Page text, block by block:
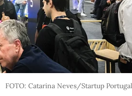
FOTO: Catarina Neves/Startup Portugal